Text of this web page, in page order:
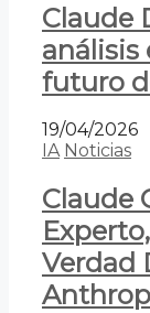
Claude
análisis
futuro
19/04/2026
IA Noticias
Claude
Verdad